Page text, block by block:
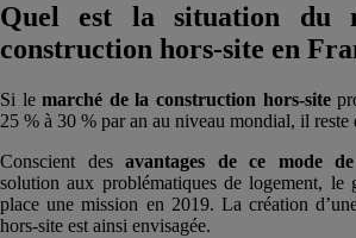
Quel est la situation du
construction hors-site en
Si lemarché de la construction hors-site
25 % à 30 % par an au niveau mondial, il reste
Conscient desavantages de ce mode de
solution aux problématiques de logement, le
place une mission en 2019. La création
hors-site est ainsi envisagée.